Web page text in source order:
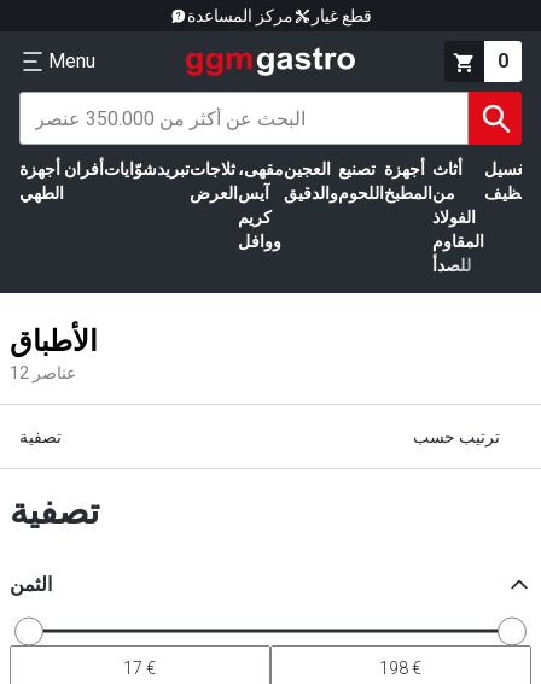
مركز المساعدة قطع غيار
Menu 0
أجهزة
الطهي
أفران شوّاياتتبريدثلاجات
العرض
مقهى،
آيس
كريم
ووافل
العجين
والدقيق
تصنيع
اللحوم
أجهزة
المطبخ
أثاث
من
الفولاذ
المقاوم
للصدأ
الغسيل
الأطباق
12 عناصر
تصفية ترتيب حسب
تصفية
الثمن